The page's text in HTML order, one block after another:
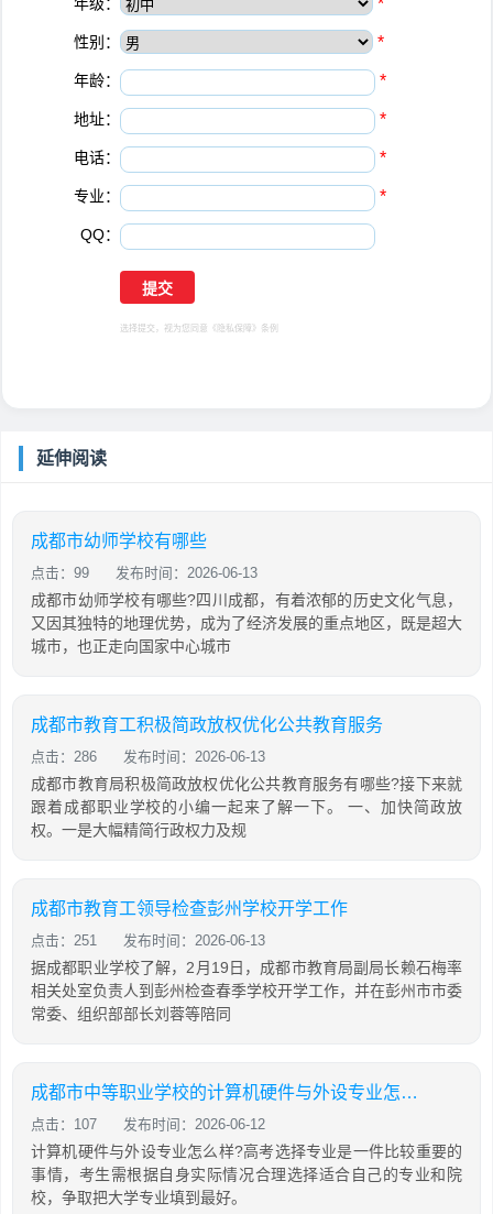
*
性别： *
年龄： *
地址： *
电话： *
专业： *
QQ：
选择提交，视为您同意 《隐私保障》 条例
延伸阅读
成都市幼师学校有哪些
点击：99 发布时间：2026-06-13
成都市幼师学校有哪些?四川成都，有着浓郁的历史文化气息，
又因其独特的地理优势，成为了经济发展的重点地区，既是超大
城市，也正走向国家中心城市
成都市教育工积极简政放权优化公共教育服务
点击：286 发布时间：2026-06-13
成都市教育局积极简政放权优化公共教育服务有哪些?接下来就
跟着成都职业学校的小编一起来了解一下。 一、加快简政放
权。一是大幅精简行政权力及规
成都市教育工领导检查彭州学校开学工作
点击：251 发布时间：2026-06-13
据成都职业学校了解，2月19日，成都市教育局副局长赖石梅率
相关处室负责人到彭州检查春季学校开学工作，并在彭州市市委
常委、组织部部长刘蓉等陪同
成都市中等职业学校的计算机硬件与外设专业怎么样
点击：107 发布时间：2026-06-12
计算机硬件与外设专业怎么样?高考选择专业是一件比较重要的
事情，考生需根据自身实际情况合理选择适合自己的专业和院
校，争取把大学专业填到最好。